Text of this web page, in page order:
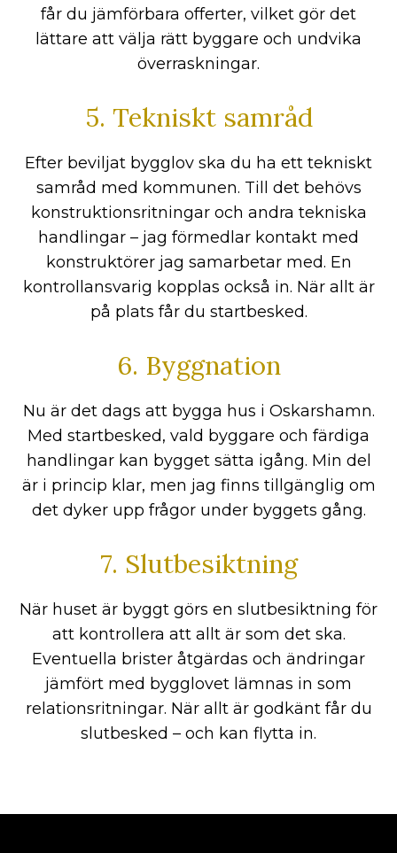
får du jämförbara offerter, vilket gör det
lättare att välja rätt byggare och undvika
överraskningar.
5. Tekniskt samråd
Efter beviljat bygglov ska du ha ett tekniskt
samråd med kommunen. Till det behövs
konstruktionsritningar och andra tekniska
handlingar – jag förmedlar kontakt med
konstruktörer jag samarbetar med. En
kontrollansvarig kopplas också in. När allt är
på plats får du startbesked.
6. Byggnation
Nu är det dags att bygga hus i Oskarshamn.
Med startbesked, vald byggare och färdiga
handlingar kan bygget sätta igång. Min del
är i princip klar, men jag finns tillgänglig om
det dyker upp frågor under byggets gång.
7. Slutbesiktning
När huset är byggt görs en slutbesiktning för
att kontrollera att allt är som det ska.
Eventuella brister åtgärdas och ändringar
jämfört med bygglovet lämnas in som
relationsritningar. När allt är godkänt får du
slutbesked – och kan flytta in.